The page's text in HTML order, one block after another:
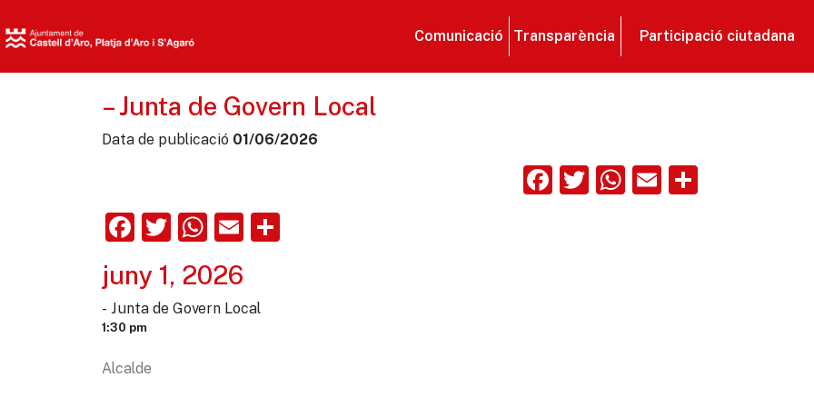
Comunicació Transparència Participació ciutadana
– Junta de Govern Local
Data de publicació 01/06/2026
Facebook
Twitter
WhatsApp
Email
Facebook
Twitter
WhatsApp
Email
juny 1, 2026
- Junta de Govern Local
1:30 pm
Alcalde